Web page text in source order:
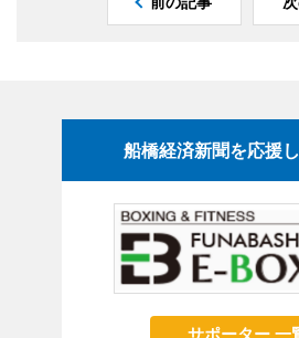
船橋経済新聞を応援
サポーター 一